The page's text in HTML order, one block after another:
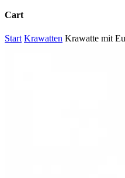
Cart
Close
Start Krawatten Krawatte mit